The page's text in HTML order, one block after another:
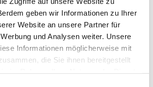
geben wir Informationen zu Ihrer
Website an unsere Partner für
und Analysen weiter. Unsere
Informationen möglicherweise mit
die Sie ihnen bereitgestellt
WANK
pro Person für 2 Nächte
Bikegenuss. Pure Lebensfreude
im Staudacherhof!
Cycle Spa mit vielen tollen
buchen.